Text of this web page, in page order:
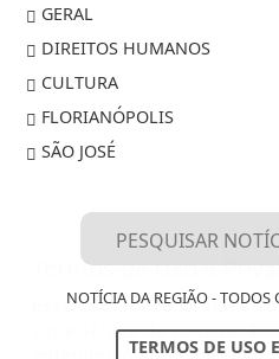
GERAL
DIREITOS HUMANOS
CULTURA
FLORIANÓPOLIS
SÃO JOSÉ
NOTÍCIA DA REGIÃO - TODOS
TERMOS DE USO
Termos de Uso e
Esse site utiliza cookies
experiência de